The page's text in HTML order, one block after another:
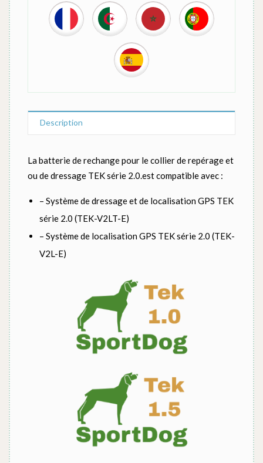
Description
La batterie de rechange pour le collier de repérage et
ou de dressage TEK série 2.0.est compatible avec :
– Système de dressage et de localisation GPS TEK
série 2.0 (TEK-V2LT-E)
– Système de localisation GPS TEK série 2.0 (TEK-
V2L-E)